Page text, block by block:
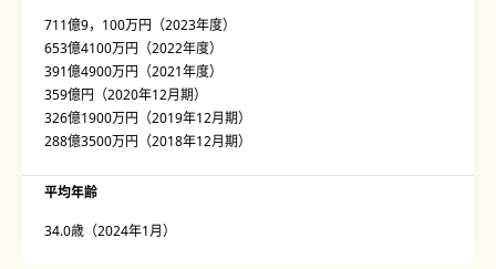
711億9，100万円（2023年度）
653億4100万円（2022年度）
391億4900万円（2021年度）
359億円（2020年12月期）
326億1900万円（2019年12月期）
288億3500万円（2018年12月期）
平均年齢
34.0歳（2024年1月）